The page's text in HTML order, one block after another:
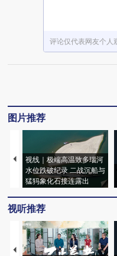
评论仅代表网友个人
图片推荐
视线｜极端高温致多瑙河
水位跌破纪录 二战沉船与
猛犸象化石接连露出
视听推荐